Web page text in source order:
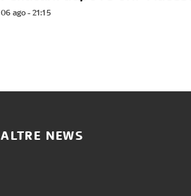
06 ago - 21:15
ALTRE NEWS